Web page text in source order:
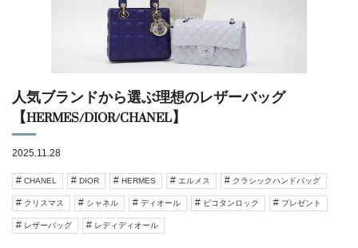
人気ブランドから選ぶ理想のレザーバッグ
【HERMES/DIOR/CHANEL】
2025.11.28
CHANEL DIOR HERMES エルメス クラシックハンドバッグ
クリスマス シャネル ディオール ピコタンロック プレゼント
レザーバッグ レディディオール